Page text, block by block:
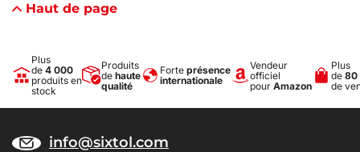
Haut de page
Plus
de 4 000
produits en
stock
Produits
de haute
qualité
Forte présence
internationale
Vendeur
officiel
pour Amazon
Plus
de 80
de
info@sixtol.com